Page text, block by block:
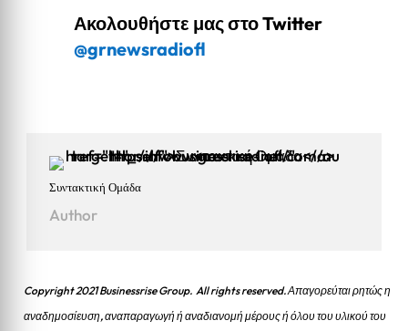
Ακολουθήστε μας στο Twitter
@grnewsradiofl
Συντακτική Ομάδα
Author
Copyright 2021 Businessrise Group. All rights reserved. Απαγορεύται ρητώς η
αναδημοσίευση, αναπαραγωγή ή αναδιανομή μέρους ή όλου του υλικού του